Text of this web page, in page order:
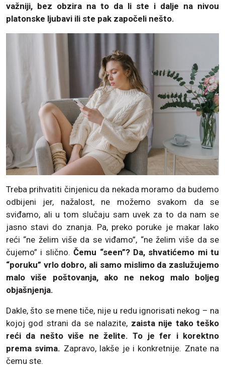
važniji, bez obzira na to da li ste i dalje na nivou
platonske ljubavi ili ste pak započeli nešto.
Treba prihvatiti činjenicu da nekada moramo da budemo
odbijeni jer, nažalost, ne možemo svakom da se
sviđamo, ali u tom slučaju sam uvek za to da nam se
jasno stavi do znanja. Pa, preko poruke je makar lako
reći “ne želim više da se viđamo”, “ne želim više da se
čujemo” i slično.Čemu “seen”? Da, shvatićemo mi tu
“poruku” vrlo dobro, ali samo mislimo da zaslužujemo
malo više poštovanja, ako ne nekog malo boljeg
objašnjenja.
Dakle, što se mene tiče, nije u redu ignorisati nekog – na
kojoj god strani da se nalazite, zaista nije tako teško
reći da nešto više ne želite. To je fer i korektno
prema svima. Zapravo, lakše je i konkretnije. Znate na
čemu ste.